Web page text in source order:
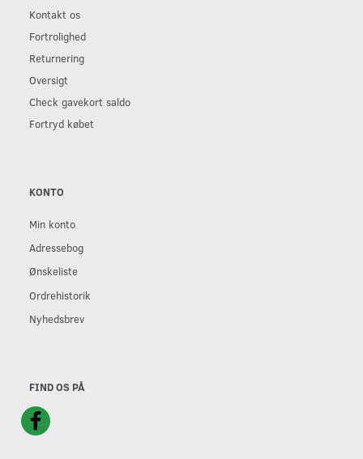
Kontakt os
Fortrolighed
Returnering
Oversigt
Check gavekort saldo
Fortryd købet
KONTO
Min konto
Adressebog
Ønskeliste
Ordrehistorik
Nyhedsbrev
FIND OS PÅ